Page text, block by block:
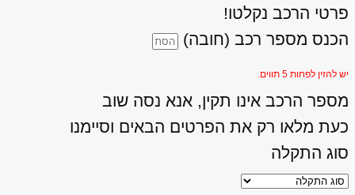
פרטי הרכב נקלטו!
הכנס מספר רכב (חובה)
יש להזין לפחות 5 תווים.
מספר הרכב אינו תקין, אנא נסה שוב
כעת מלאו רק את הפרטים הבאים וסיימנו
סוג התקלה